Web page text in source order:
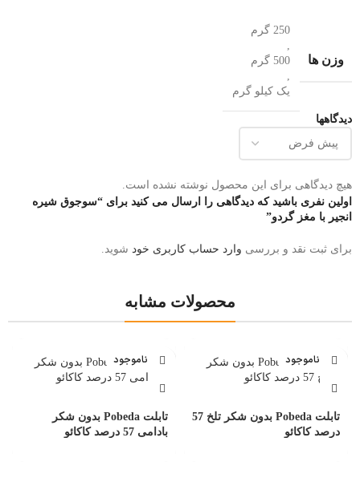
وزن ها
250 گرم
,
500 گرم
,
یک کیلو گرم
دیدگاهها
هیچ دیدگاهی برای این محصول نوشته نشده است.
اولین نفری باشید که دیدگاهی را ارسال می کنید برای “سوجوق شیره
انجیر با مغز گردو”
برای ثبت نقد و بررسی وارد حساب کاربری خود شوید.
محصولات مشابه
ناموجود
تابلت Pobeda بدون شکر تلخ 57
درصد کاکائو
ناموجود
تابلت Pobeda بدون شکر
بادامی 57 درصد کاکائو